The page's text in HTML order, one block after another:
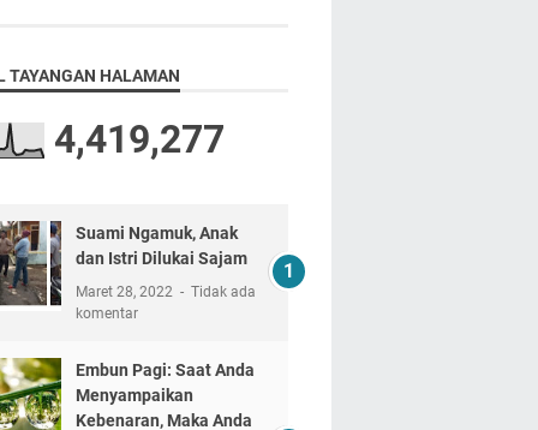
TAYANGAN HALAMAN
4,419,277
Suami Ngamuk, Anak
dan Istri Dilukai Sajam
Maret 28, 2022
Tidak ada
komentar
Embun Pagi: Saat Anda
Menyampaikan
Kebenaran, Maka Anda